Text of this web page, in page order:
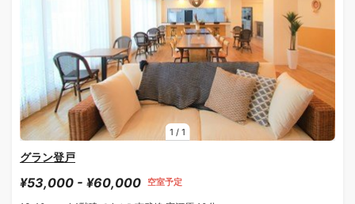
1 / 1
グラン登戸
¥53,000 - ¥60,000 空室予定